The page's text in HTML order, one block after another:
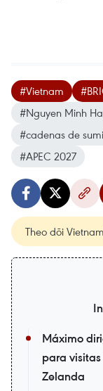
#Vietnam
#Nguyen Minh
#cadenas de
#APEC 2027
Theo dõi
Máximo
para
Zelanda